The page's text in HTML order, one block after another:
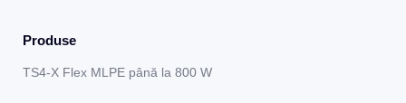
Produse
TS4-X Flex MLPE până la 800 W